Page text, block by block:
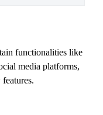
functionalities like
media platforms,